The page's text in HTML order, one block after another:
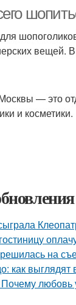
вещей.
— это
и косметики.
на
как
любовь